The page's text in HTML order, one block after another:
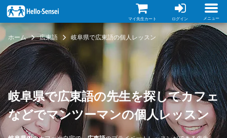
イ
ン
コ
ン
テ
ン
ツ
に
移
動
マイ先生カート ログイン メニュー
ホーム 広東語 岐阜県で広東語の個人レッスン
岐阜県で広東語の先生を探してカフェ
などでマンツーマンの個人レッスン